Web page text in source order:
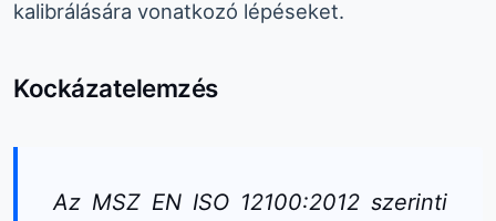
kalibrálására vonatkozó lépéseket.
Kockázatelemzés
Az MSZ EN ISO 12100:2012 szerinti